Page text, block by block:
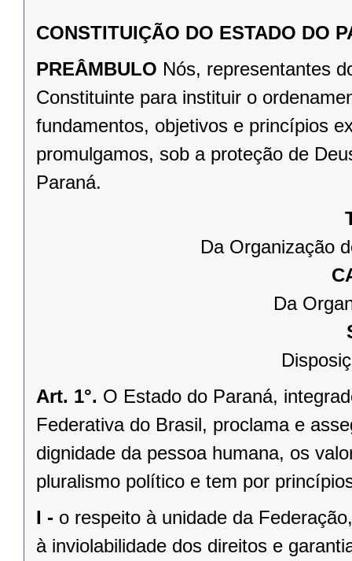
CONSTITUIÇÃO DO ESTADO DO
PREÂMBULO Nós, representantes
Constituinte para instituir o
fundamentos, objetivos e princípios
promulgamos, sob a proteção de
Paraná.
Da Organização
Da
Art. 1°. O Estado do Paraná,
Federativa do Brasil, proclama e
dignidade da pessoa humana, os
pluralismo político e tem por
I - o respeito à unidade da
à inviolabilidade dos direitos e